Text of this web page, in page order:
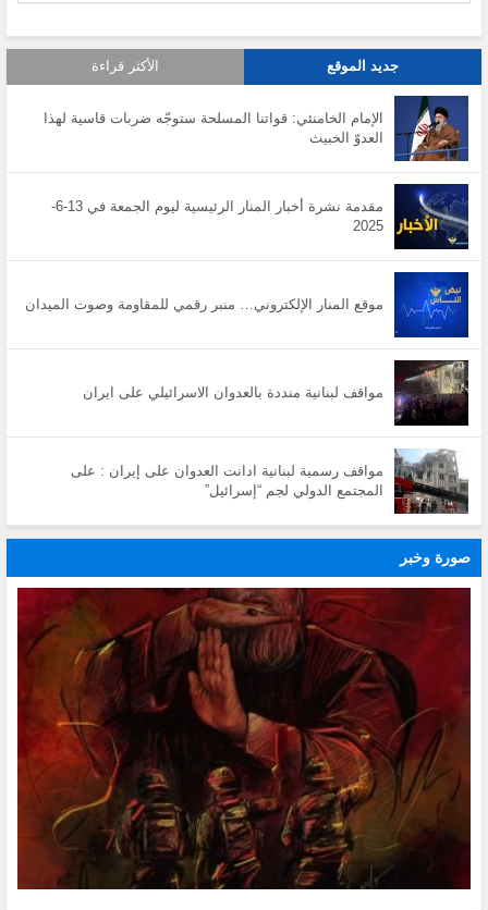
جديد الموقع الأكثر قراءة
الإمام الخامنئي: قواتنا المسلحة ستوجّه ضربات قاسية لهذا
العدوّ الخبيث
مقدمة نشرة أخبار المنار الرئيسية ليوم الجمعة في 13-6-
2025
موقع المنار الإلكتروني… منبر رقمي للمقاومة وصوت الميدان
مواقف لبنانية منددة بالعدوان الاسرائيلي على ايران
مواقف رسمية لبنانية ادانت العدوان على إيران : على
المجتمع الدولي لجم “إسرائيل”
صورة وخبر